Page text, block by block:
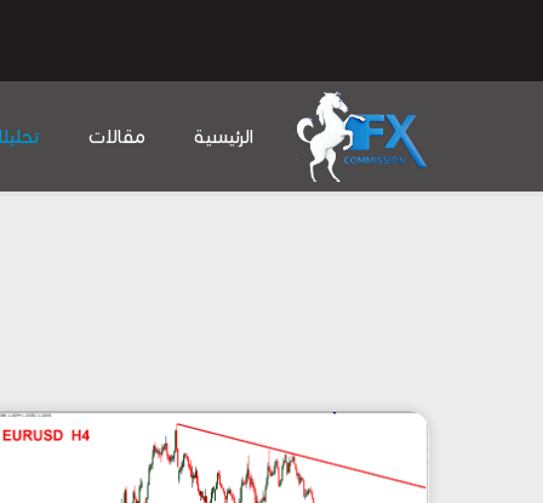
الرئيسية مقالات